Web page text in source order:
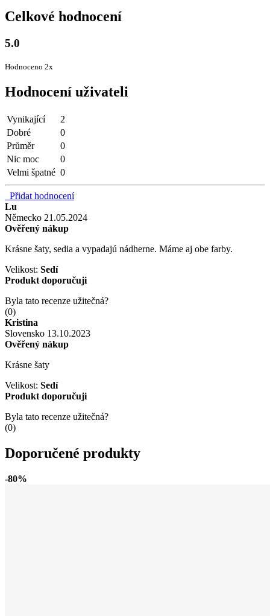
Celkové hodnocení
5.0
Hodnoceno 2x
Hodnocení uživateli
Vynikající
2
Dobré
0
Průměr
0
Nic moc
0
Velmi špatné 0
Přidat hodnocení
Lu
Německo 21.05.2024
Ověřený nákup
Krásne šaty, sedia a vypadajú nádherne. Máme aj obe farby.
Velikost: Sedí
Produkt doporučuji
Byla tato recenze užitečná?
(0)
Kristina
Slovensko 13.10.2023
Ověřený nákup
Krásne šaty
Velikost: Sedí
Produkt doporučuji
Byla tato recenze užitečná?
(0)
Doporučené produkty
-80%